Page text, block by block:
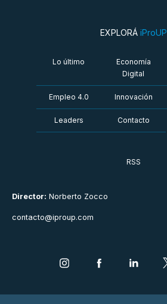
Director: Norberto Zocco
contacto@iproup.com
EXPLORÁ iProUP
Lo último
Economía
Digital
Empleo 4.0 Innovación
Leaders Contacto
RSS